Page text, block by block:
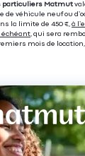
particuliers Matmut
véhicule neuf ou
la limite de 450 €, à
échéant , qui sera
mois de